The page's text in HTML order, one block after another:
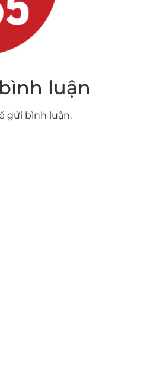
luận
gửi bình luận.